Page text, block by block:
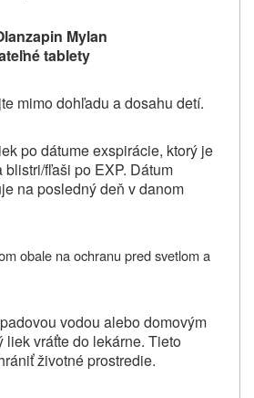
Mylan
tablety
mimo dohľadu a dosahu detí.
po dátume exspirácie, ktorý je
fľaši po EXP. Dátum
na posledný deň v danom
obale na ochranu pred svetlom a
vodou alebo domovým
liek vráťte do lekárne. Tieto
životné prostredie.